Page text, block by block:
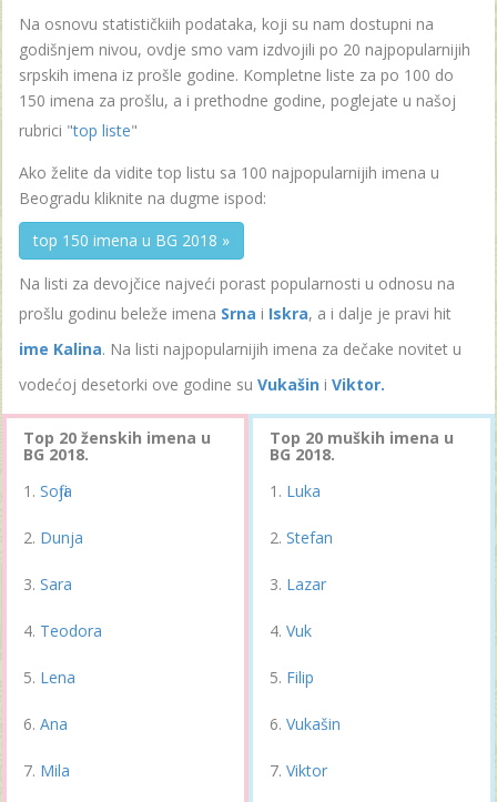
Na osnovu statističkiih podataka, koji su nam dostupni na
godišnjem nivou, ovdje smo vam izdvojili po 20 najpopularnijih
srpskih imena iz prošle godine. Kompletne liste za po 100 do
150 imena za prošlu, a i prethodne godine, poglejate u našoj
rubrici "top liste"
Ako želite da vidite top listu sa 100 najpopularnijih imena u
Beogradu kliknite na dugme ispod:
top 150 imena u BG 2018 »
Na listi za devojčice najveći porast popularnosti u odnosu na
prošlu godinu beleže imena Srna i Iskra, a i dalje je pravi hit
ime Kalina. Na listi najpopularnijih imena za dečake novitet u
vodećoj desetorki ove godine su Vukašin i Viktor.
Top 20 ženskih imena u
BG 2018.
Sofija
Dunja
Sara
Teodora
Lena
Ana
Mila
Top 20 muških imena u
BG 2018.
Luka
Stefan
Lazar
Vuk
Filip
Vukašin
Viktor